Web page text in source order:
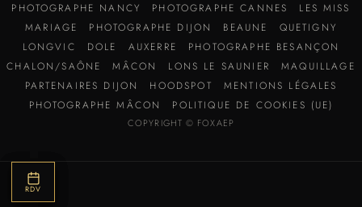
PHOTOGRAPHE NANCY PHOTOGRAPHE CANNES
LES MISS
MARIAGE
PHOTOGRAPHE DIJON BEAUNE
QUETIGNY
LONGVIC
DOLE AUXERRE
PHOTOGRAPHE BESANÇON
CHALON/SAÔNE
MÂCON LONS LE SAUNIER
MAQUILLAGE
PARTENAIRES DIJON
HOODSPOT
MENTIONS LÉGALES
PHOTOGRAPHE MÂCON
POLITIQUE DE COOKIES (UE)
COPYRIGHT © FOXAEP
AVIS
BOUTIQUE
RDV